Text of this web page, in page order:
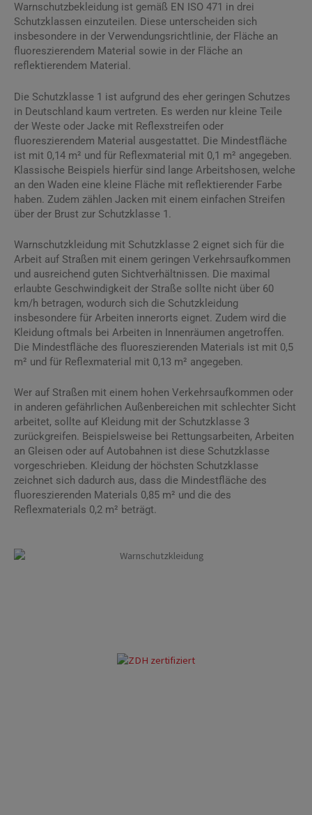
Warnschutzbekleidung ist gemäß EN ISO 471 in drei
Schutzklassen einzuteilen. Diese unterscheiden sich
insbesondere in der Verwendungsrichtlinie, der Fläche an
fluoreszierendem Material sowie in der Fläche an
reflektierendem Material.
Die Schutzklasse 1 ist aufgrund des eher geringen Schutzes
in Deutschland kaum vertreten. Es werden nur kleine Teile
der Weste oder Jacke mit Reflexstreifen oder
fluoreszierendem Material ausgestattet. Die Mindestfläche
ist mit 0,14 m² und für Reflexmaterial mit 0,1 m² angegeben.
Klassische Beispiels hierfür sind lange Arbeitshosen, welche
an den Waden eine kleine Fläche mit reflektierender Farbe
haben. Zudem zählen Jacken mit einem einfachen Streifen
über der Brust zur Schutzklasse 1.
Warnschutzkleidung mit Schutzklasse 2 eignet sich für die
Arbeit auf Straßen mit einem geringen Verkehrsaufkommen
und ausreichend guten Sichtverhältnissen. Die maximal
erlaubte Geschwindigkeit der Straße sollte nicht über 60
km/h betragen, wodurch sich die Schutzkleidung
insbesondere für Arbeiten innerorts eignet. Zudem wird die
Kleidung oftmals bei Arbeiten in Innenräumen angetroffen.
Die Mindestfläche des fluoreszierenden Materials ist mit 0,5
m² und für Reflexmaterial mit 0,13 m² angegeben.
Wer auf Straßen mit einem hohen Verkehrsaufkommen oder
in anderen gefährlichen Außenbereichen mit schlechter Sicht
arbeitet, sollte auf Kleidung mit der Schutzklasse 3
zurückgreifen. Beispielsweise bei Rettungsarbeiten, Arbeiten
an Gleisen oder auf Autobahnen ist diese Schutzklasse
vorgeschrieben. Kleidung der höchsten Schutzklasse
zeichnet sich dadurch aus, dass die Mindestfläche des
fluoreszierenden Materials 0,85 m² und die des
Reflexmaterials 0,2 m² beträgt.